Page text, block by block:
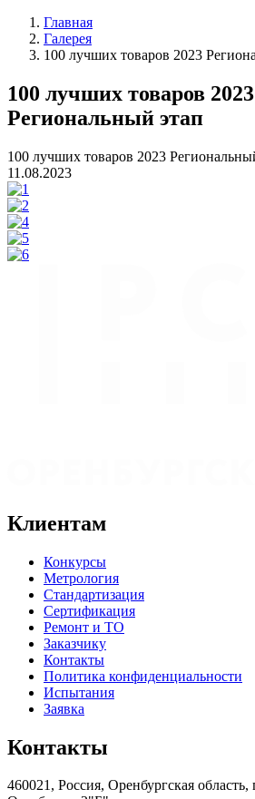
Главная
Галерея
100 лучших товаров 2023
100 лучших товаров 2023
Региональный этап
100 лучших товаров 2023
11.08.2023
Клиентам
Конкурсы
Метрология
Стандартизация
Сертификация
Ремонт и ТО
Заказчику
Контакты
Политика конфиденциальности
Испытания
Заявка
Контакты
460021, Россия, Оренбургская область,